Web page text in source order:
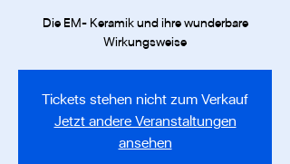
Die EM- Keramik und ihre wunderbare
Wirkungsweise
Tickets stehen nicht zum Verkauf
Jetzt andere Veranstaltungen
ansehen